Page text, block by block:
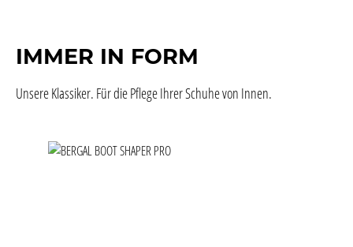
IMMER IN FORM
Unsere Klassiker. Für die Pflege Ihrer Schuhe von Innen.
Produktgalerie überspringen